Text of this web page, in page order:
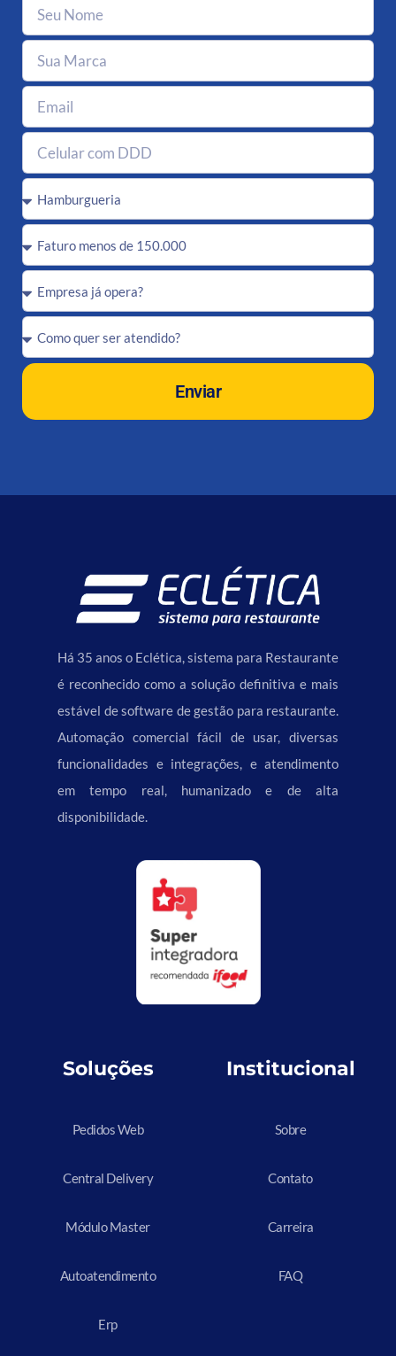
Enviar
Há 35 anos o Eclética, sistema para Restaurante
é reconhecido como a solução definitiva e mais
estável de software de gestão para restaurante.
Automação comercial fácil de usar, diversas
funcionalidades e integrações, e atendimento
em tempo real, humanizado e de alta
disponibilidade.
Soluções
Pedidos Web
Central Delivery
Módulo Master
Autoatendimento
Erp
Institucional
Sobre
Contato
Carreira
FAQ